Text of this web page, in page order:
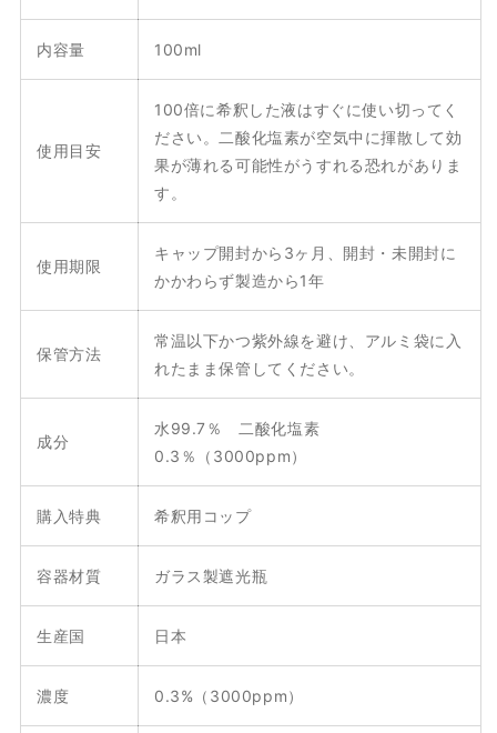
内容量 100ml
使用目安
100倍に希釈した液はすぐに使い切ってく
ださい。二酸化塩素が空気中に揮散して効
果が薄れる可能性がうすれる恐れがありま
す。
使用期限
キャップ開封から3ヶ月、開封・未開封に
かかわらず製造から1年
保管方法
常温以下かつ紫外線を避け、アルミ袋に入
れたまま保管してください。
成分
水99.7％ 二酸化塩素
0.3％（3000ppm）
購入特典 希釈用コップ
容器材質 ガラス製遮光瓶
生産国 日本
濃度 0.3%（3000ppm）